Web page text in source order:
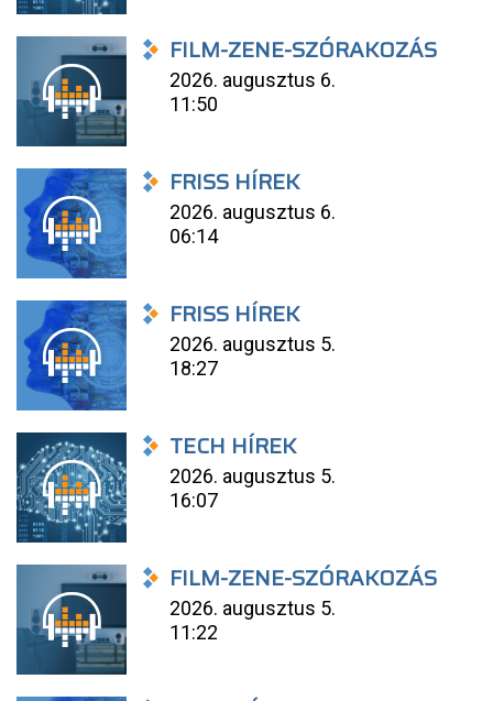
FILM-ZENE-SZÓRAKOZÁS
2026. augusztus 6.
11:50
FRISS HÍREK
2026. augusztus 6.
06:14
FRISS HÍREK
2026. augusztus 5.
18:27
TECH HÍREK
2026. augusztus 5.
16:07
FILM-ZENE-SZÓRAKOZÁS
2026. augusztus 5.
11:22